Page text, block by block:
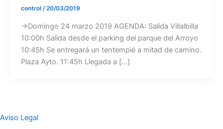
control /20/03/2019
→Domingo 24 marzo 2019 AGENDA: Salida Villalbilla
10:00h Salida desde el parking del parque del Arroyo
10:45h Se entregará un tentempié a mitad de camino.
Plaza Ayto. 11:45h Llegada a […]
Aviso Legal